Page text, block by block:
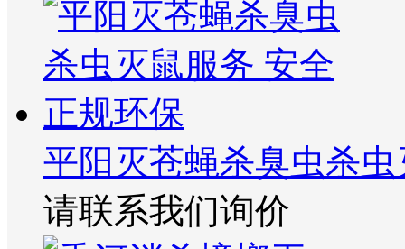
平阳灭苍蝇杀臭虫杀
请联系我们询价